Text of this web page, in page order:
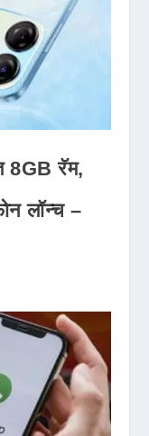
8GB रॅम,
लॉन्च –